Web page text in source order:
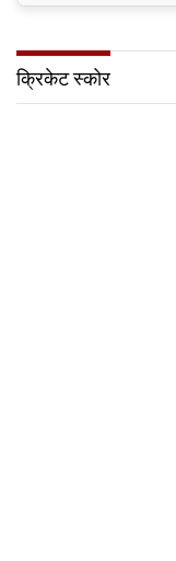
● मध्यप्रदेश में सृजन संवाद
क्रिकेट स्कोर